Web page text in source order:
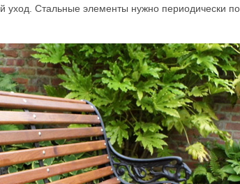
уход. Стальные элементы нужно периодически